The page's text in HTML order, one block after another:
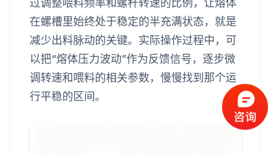
过调整喂料频率和螺杆转速的比例，让熔体
在螺槽里始终处于稳定的半充满状态，就是
减少出料脉动的关键。实际操作过程中，可
以把“熔体压力波动”作为反馈信号，逐步微
调转速和喂料的相关参数，慢慢找到那个运
行平稳的区间。